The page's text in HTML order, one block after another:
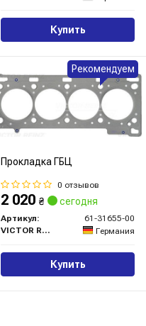
Купить
Прокладка ГБЦ
0 отзывов
2 020 ₴ сегодня
Артикул:
61-31655-00
VICTOR REINZ
Германия
Купить
Рекомендуем